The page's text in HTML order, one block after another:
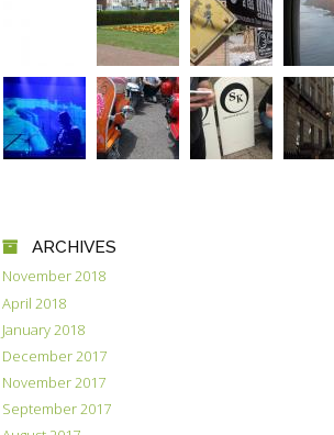
ARCHIVES
November 2018
April 2018
January 2018
December 2017
November 2017
September 2017